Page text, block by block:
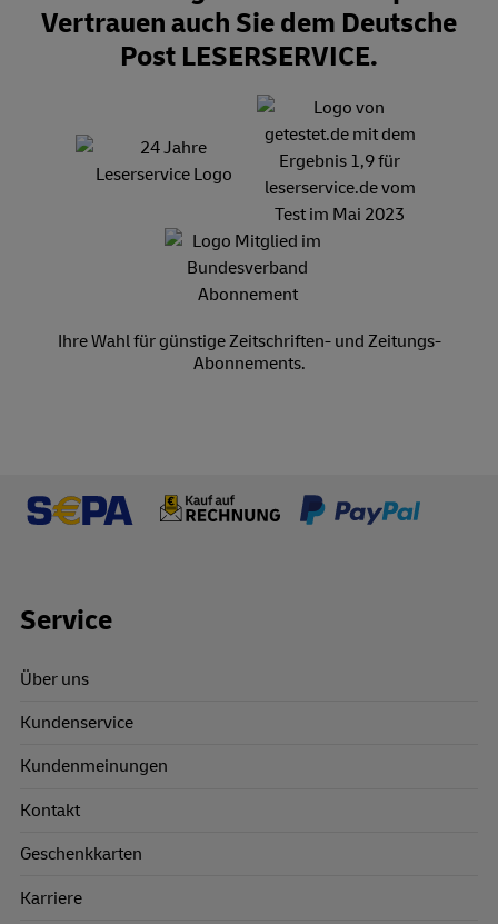
Vertrauen auch Sie dem Deutsche
Post LESERSERVICE.
Ihre Wahl für günstige Zeitschriften- und Zeitungs-
Abonnements.
Footer Links
Service
Über uns
Kundenservice
Kundenmeinungen
Kontakt
Geschenkkarten
Karriere